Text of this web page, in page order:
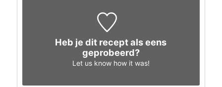
Heb je dit recept als eens
geprobeerd?
Let us knowhow it was!